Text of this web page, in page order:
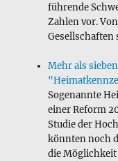
führende
Zahlen vor.
Gesellschaften
Mehr als
Sogenannte
einer Reform
Studie der
könnten noch
die